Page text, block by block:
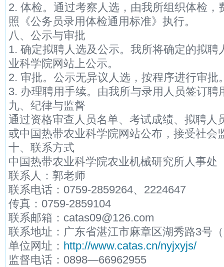
2. 体检。通过考察人选，由我所组织体检
照《公务员录用体检通用标准》执行。
八、公示与审批
1. 确定拟聘人选及公示。我所将确定的拟
业科学院网站上公示。
2. 审批。公示无异议人选，按程序进行审批
3. 办理聘用手续。由我所与录用人员签订
九、纪律与监督
通过资格审查人员名单、考试成绩、拟聘人
或中国热带农业科学院网站公布，接受社会
十、联系方式
中国热带农业科学院农业机械研究所人事处
联系人：郭老师
联系电话：0759-2859264、2224647
传真：0759-2859104
联系邮箱：catas09@126.com
联系地址：广东省湛江市麻章区湖秀路3号
单位网址： http://www.catas.cn/nyjxyjs/
监督电话：0898―66962955